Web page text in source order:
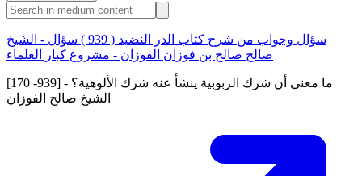
سؤال وجواب من شرح كتاب الدر النضيد ( 939 ) سؤال - الشيخ
صالح صالح بن فوزان الفوزان - مشروع كبار العلماء
[170 -939] ما معنى أن شرك الربوبية ينشأ عنه شرك الألوهية؟ -
الشيخ صالح الفوزان